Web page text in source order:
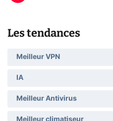
Les tendances
Meilleur VPN
IA
Meilleur Antivirus